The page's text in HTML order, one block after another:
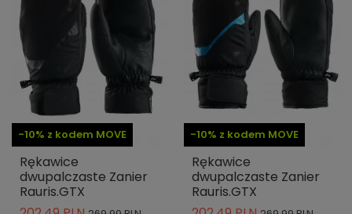
-10% z kodem MOVE
Rękawice
dwupalczaste Zanier
Rauris.GTX
-10% z kodem MOVE
Rękawice
dwupalczaste Zanier
Rauris.GTX